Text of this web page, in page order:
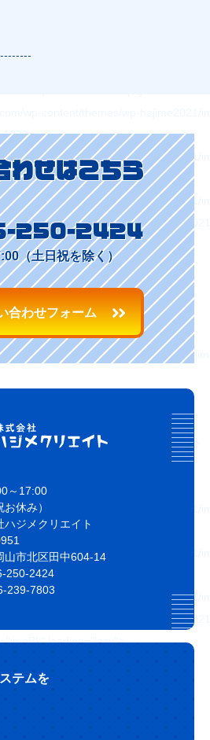
わせはこちら
250-2424
（土日祝を除く）
合わせフォーム
～17:00
お休み）
ハジメクリエイト
山市北区田中604-14
250-2424
239-7803
テムを
1023px)"
wp-content/themes/wp-hajime2021/
wp-content/themes/wp-hajime2021/
wp-content/themes/wp-
loading="lazy">
wp-content/themes/wp-
グ" class="topNav-link topNav-link2">
width: 1023px)"
wp-content/themes/wp-hajime2021/
wp-content/themes/wp-hajime2021/
wp-content/themes/wp-hajime2021/
wp-content/themes/wp-
loading="lazy">
txt1--c">